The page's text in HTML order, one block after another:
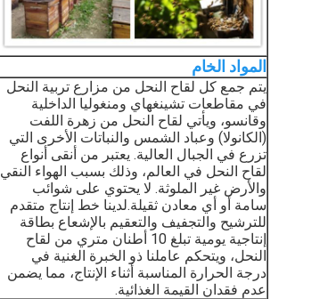
المواد الخام
يتم جمع كل لقاح النحل من مزارع تربية النحل
في مقاطعات تشينغهاي ومنغوليا الداخلية
وقانسو، ويأتي لقاح النحل من زهرة اللفت
(الكانولا) وعباد الشمس والنباتات الأخرى التي
تزرع في الجبال العالية. يعتبر من أنقى أنواع
لقاح النحل في العالم، وذلك بسبب الهواء النقي
والأرض غير الملوثة. لا يحتوي على شوائب
سامة أو أي معادن ثقيلة.لدينا خط إنتاج متقدم
للترشيح والتجفيف والتعقيم بالإشعاع بطاقة
إنتاجية يومية تبلغ 10 أطنان متري من لقاح
النحل، ويتحكم عاملنا ذو الخبرة الغنية في
درجة الحرارة المناسبة أثناء الإنتاج، مما يضمن
عدم فقدان القيمة الغذائية.